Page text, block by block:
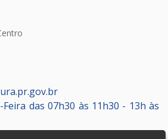
Feira das 07h30 às 11h30 - 13h às